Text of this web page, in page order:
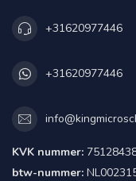
+31620977446
+31620977446
KVK nummer:
btw-nummer: